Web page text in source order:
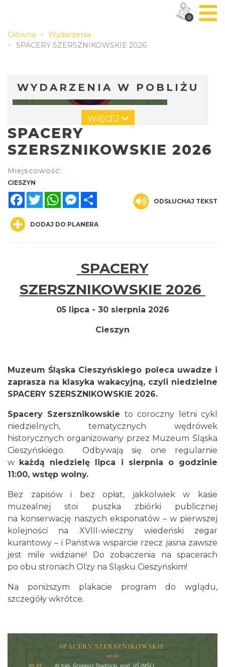
Główna
Wydarzenia
SPACERY SZERSZNIKOWSKIE 2026
WYDARZENIA W POBLIŻU
Cieszyn
Cieszyn
2026-08-16
0.00 km
Cieszyn
0.00 km
Cieszyn
2026-08-14
0.05 km
Cieszyn
WIĘCEJ
SPACERY
SZERSZNIKOWSKIE 2026
Miejscowość:
CIESZYN
FacebookTwitterWhatsAppMessenger
ODSŁUCHAJ TEKST
DODAJ DO PLANERA
SPACERY
SZERSZNIKOWSKIE 2026
05 lipca - 30 sierpnia 2026
Cieszyn
Muzeum Śląska Cieszyńskiego poleca uwadze i
zaprasza na klasyka wakacyjną, czyli niedzielne
SPACERY SZERSZNIKOWSKIE 2026.
Spacery Szersznikowskie to coroczny letni cykl
niedzielnych, tematycznych wędrówek
historycznych organizowany przez Muzeum Śląska
Cieszyńskiego.
Odbywają się one regularnie
w każdą niedzielę lipca i sierpnia o godzinie
11:00, wstęp wolny.
Bez zapisów i bez opłat, jakkolwiek w kasie
muzealnej stoi puszka zbiórki publicznej
na konserwację naszych eksponatów – w pierwszej
kolejności na XVIII-wieczny wiedeński zegar
kurantowy – i Państwa wsparcie rzecz jasna zawsze
jest mile widziane! Do zobaczenia na spacerach
po obu stronach Olzy na Śląsku Cieszyńskim!
Na poniższym plakacie program do wglądu,
szczegóły wkrótce.
0